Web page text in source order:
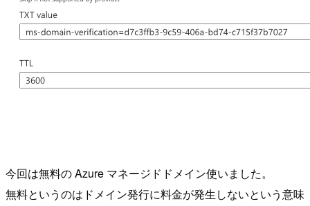
今回は無料の Azure マネージドドメイン使いました。
無料というのはドメイン発行に料金が発生しないという意味